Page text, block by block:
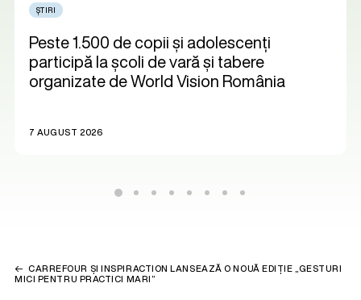
ȘTIRI
Peste 1.500 de copii și adolescenți
participă la școli de vară și tabere
organizate de World Vision România
7 AUGUST 2026
CARREFOUR ȘI INSPIRACTION LANSEAZĂ O NOUĂ EDIȚIE „GESTURI
MICI PENTRU PRACTICI MARI”